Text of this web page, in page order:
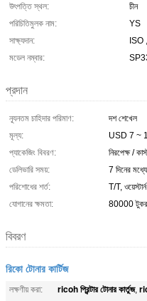
উৎপত্তি স্থল:
চীন
পরিচিতিমুলক নাম:
YS
সাক্ষ্যদান:
ISO
মডেল নম্বার:
প্রদান
ন্যূনতম চাহিদার পরিমাণ:
দশ শেখেল
মূল্য:
USD 7 ~
প্যাকেজিং বিবরণ:
নিরপেক্ষ /
ডেলিভারি সময়:
7 দিনের মধ্যে
পরিশোধের শর্ত:
T/T,
যোগানের ক্ষমতা:
80000
বিবরণ
রিকো টোনার কার্টিজ
লক্ষণীয় করা: ricoh প্রিন্টার টোনার কার্তুজ,